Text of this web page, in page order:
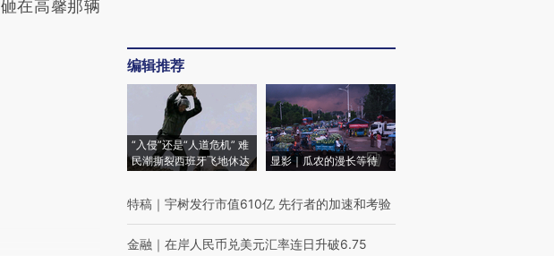
在高馨那辆
编辑推荐
“入侵”还是“人道危机” 难
民潮撕裂西班牙飞地休达
显影｜瓜农的漫长等待
特稿 ｜ 宇树发行市值610亿 先行者的加速和考验
金融 ｜ 在岸人民币兑美元汇率连日升破6.75